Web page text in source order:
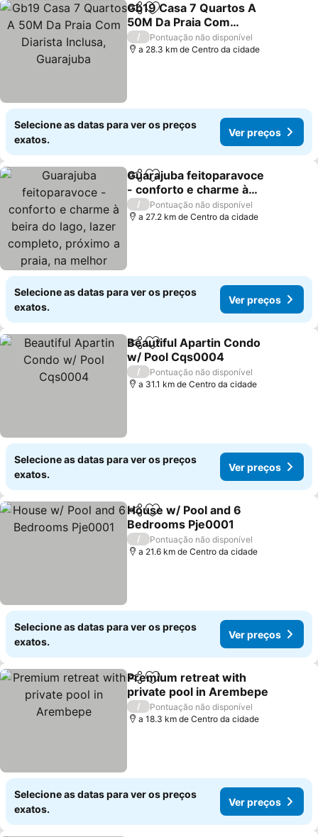
PartilharAdicionar aos favoritos
Gb19 Casa 7 Quartos A
50M Da Praia Com
Diarista Inclusa,
Guarajuba
Ver preços
/
Pontuação não disponível
a 28.3 km de Centro da cidade
Selecione as datas para ver os preços
exatos.
Ver preços
PartilharAdicionar aos favoritos
Guarajuba feitoparavoce
- conforto e charme à
beira do lago, lazer
completo, próximo a
Ver preços
/
Pontuação não disponível
a 27.2 km de Centro da cidade
Selecione as datas para ver os preços
exatos.
Ver preços
PartilharAdicionar aos favoritos
Beautiful Apartin Condo
w/ Pool Cqs0004
Ver preços
/
Pontuação não disponível
a 31.1 km de Centro da cidade
Selecione as datas para ver os preços
exatos.
Ver preços
PartilharAdicionar aos favoritos
House w/ Pool and 6
Bedrooms Pje0001
Ver preços
/
Pontuação não disponível
a 21.6 km de Centro da cidade
Selecione as datas para ver os preços
exatos.
Ver preços
PartilharAdicionar aos favoritos
Premium retreat with
private pool in Arembepe
Ver preços
/
Pontuação não disponível
a 18.3 km de Centro da cidade
Selecione as datas para ver os preços
exatos.
Ver preços